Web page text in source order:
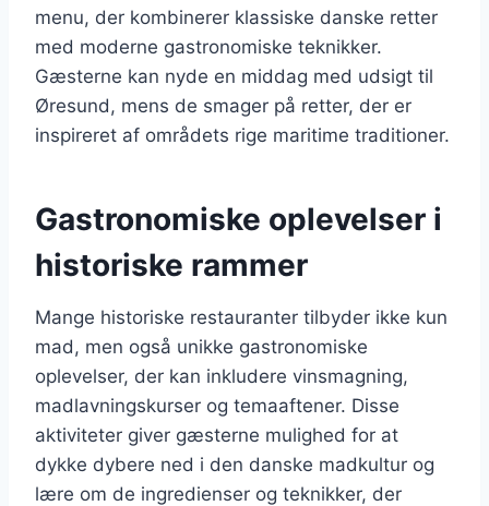
menu, der kombinerer klassiske danske retter
med moderne gastronomiske teknikker.
Gæsterne kan nyde en middag med udsigt til
Øresund, mens de smager på retter, der er
inspireret af områdets rige maritime traditioner.
Gastronomiske oplevelser i
historiske rammer
Mange historiske restauranter tilbyder ikke kun
mad, men også unikke gastronomiske
oplevelser, der kan inkludere vinsmagning,
madlavningskurser og temaaftener. Disse
aktiviteter giver gæsterne mulighed for at
dykke dybere ned i den danske madkultur og
lære om de ingredienser og teknikker, der